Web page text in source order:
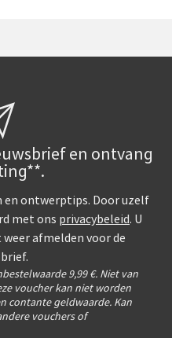
en ontvang
en ontwerptips. Door uzelf
met ons privacybeleid. U
afmelden voor de
9,99 €. Niet van
voucher kan niet worden
contante geldwaarde. Kan
vouchers of